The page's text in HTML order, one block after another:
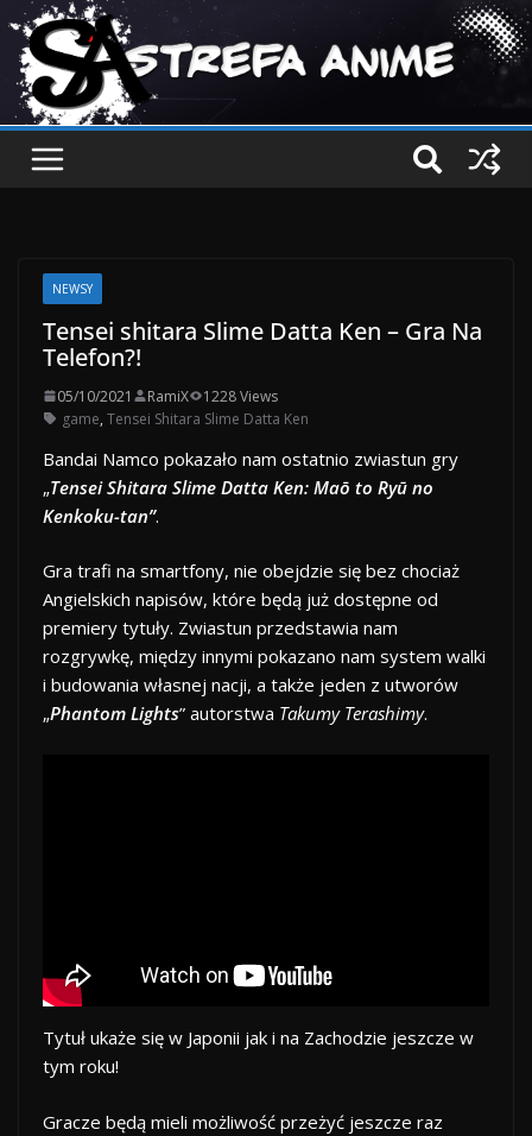
NEWSY
Tensei shitara Slime Datta Ken – Gra Na
Telefon?!
05/10/2021 RamiX
1228 Views
game, Tensei Shitara Slime Datta Ken
Bandai Namco pokazało nam ostatnio zwiastun gry
„Tensei Shitara Slime Datta Ken: Maō to Ryū no
Kenkoku-tan”.
Gra trafi na smartfony, nie obejdzie się bez chociaż
Angielskich napisów, które będą już dostępne od
premiery tytuły. Zwiastun przedstawia nam
rozgrywkę, między innymi pokazano nam system walki
i budowania własnej nacji, a także jeden z utworów
„Phantom Lights” autorstwa Takumy Terashimy.
Tytuł ukaże się w Japonii jak i na Zachodzie jeszcze w
tym roku!
Gracze będą mieli możliwość przeżyć jeszcze raz